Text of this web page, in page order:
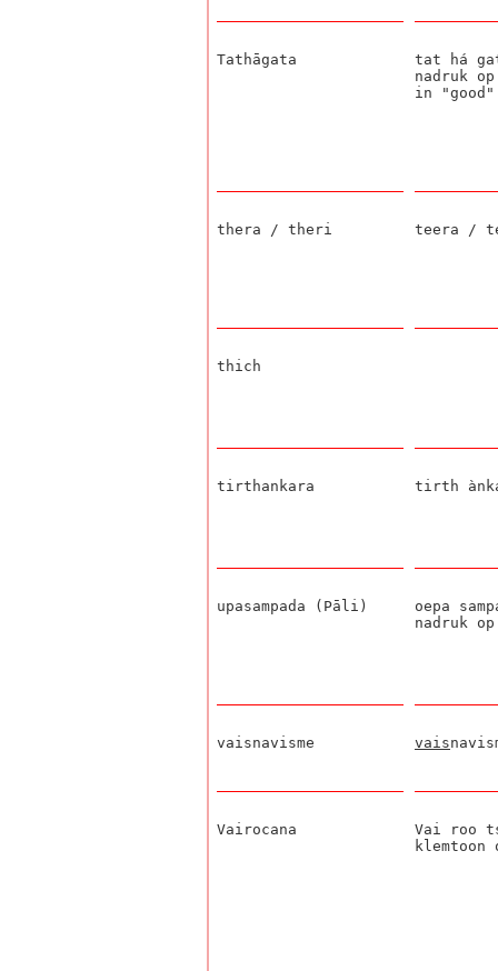
Tathāgata
tat há
nadruk
in "good"
thera / theri teera /
thich
tirthankara tirth
upasampada (Pāli)
oepa
nadruk
vaisnavisme vais
Vairocana
Vai roo
klemtoon